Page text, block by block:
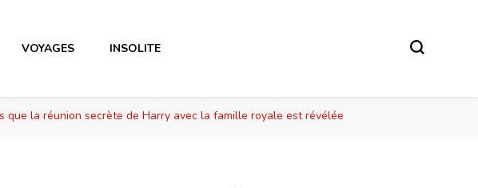
VOYAGES INSOLITE
que la réunion secrète de Harry avec la famille royale est révélée